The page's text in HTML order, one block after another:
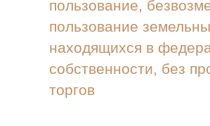
пользование,
пользование
находящихся в
собственности, без
торгов